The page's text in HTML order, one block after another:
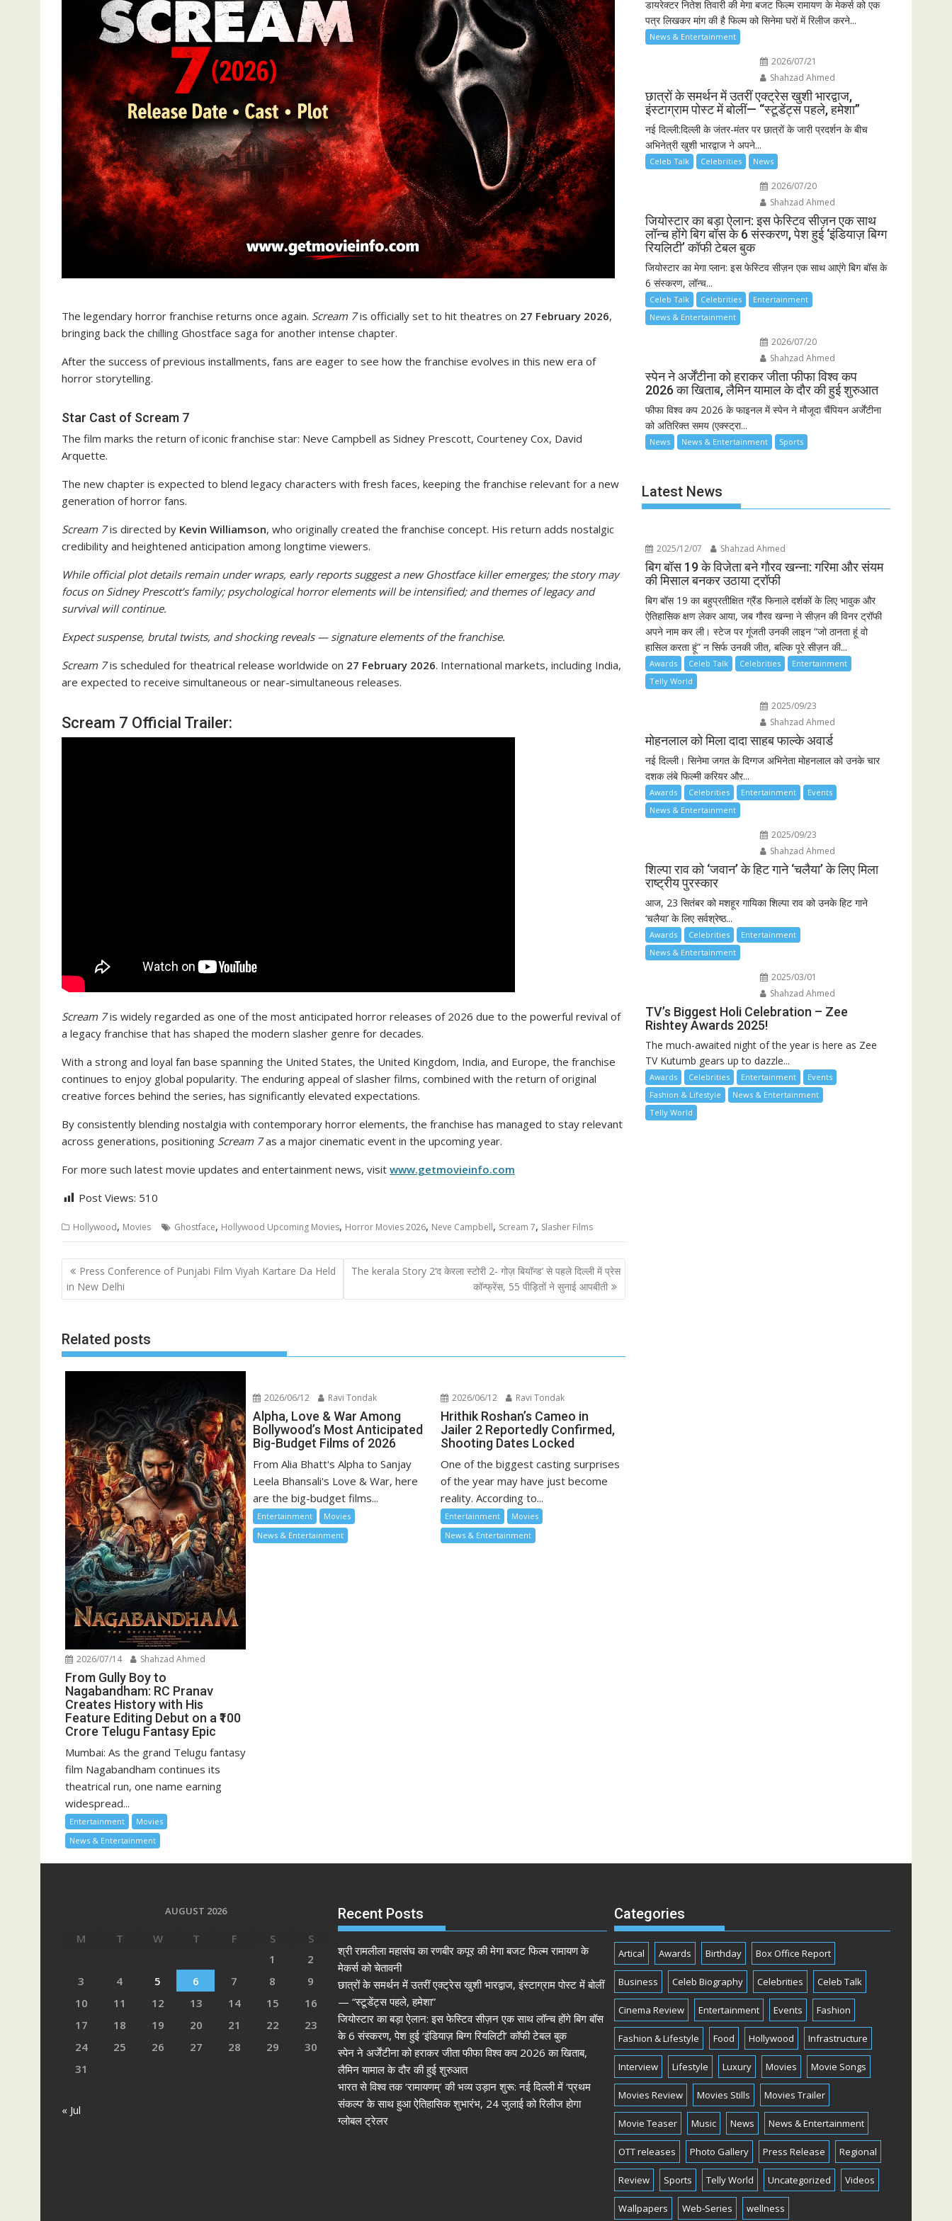
The legendary horror franchise returns once again. Scream 7is officially set to hit theatres on 27 February 2026,
bringing back the chilling Ghostface saga for another intense chapter.
After the success of previous installments, fans are eager to see how the franchise evolves in this new era of
horror storytelling.
Star Cast of Scream 7
The film marks the return of iconic franchise star: Neve Campbell as Sidney Prescott, Courteney Cox, David
Arquette.
The new chapter is expected to blend legacy characters with fresh faces, keeping the franchise relevant for a new
generation of horror fans.
Scream 7is directed by Kevin Williamson, who originally created the franchise concept. His return adds nostalgic
credibility and heightened anticipation among longtime viewers.
While official plot details remain under wraps, early reports suggest anew Ghostface killer emerges; the story may
focus on Sidney Prescott’s family; psychological horror elements will be intensified; and themes of legacy and
survival will continue.
Expect suspense, brutal twists, and shocking reveals — signature elements of the franchise.
Scream 7is scheduled for theatrical release worldwide on 27 February 2026. International markets, including India,
are expected to receive simultaneous or near-simultaneous releases.
Scream 7 Official Trailer:
Scream 7is widely regarded as one of the most anticipated horror releases of 2026 due to the powerful revival of
a legacy franchise that has shaped the modern slasher genre for decades.
With a strong and loyal fan base spanning the United States, the United Kingdom, India, and Europe, the franchise
continues to enjoy global popularity. The enduring appeal of slasher films, combined with the return of original
creative forces behind the series, has significantly elevated expectations.
By consistently blending nostalgia with contemporary horror elements, the franchise has managed to stay relevant
across generations, positioning Scream 7as a major cinematic event in the upcoming year.
For more such latest movie updates and entertainment news, visit www.getmovieinfo.com
Post Views: 510
Hollywood, Movies Ghostface, Hollywood Upcoming Movies, Horror Movies 2026, Neve Campbell, Scream 7, Slasher Films
Post
navigation
Press Conference of Punjabi Film Viyah Kartare Da Held
in New Delhi
The kerala Story 2‘द केरला स्टोरी 2- गोज़ बियॉन्ड’ से पहले दिल्ली में प्रेस
कॉन्फ्रेंस, 55 पीड़ितों ने सुनाई आपबीती
Related posts
2026/07/14 Shahzad Ahmed
From Gully Boy to
Nagabandham: RC Pranav
Creates History with His
Feature Editing Debut on a ₹100
Crore Telugu Fantasy Epic
Mumbai: As the grand Telugu fantasy
film Nagabandham continues its
theatrical run, one name earning
widespread...
Entertainment
Movies
News & Entertainment
2026/06/12 Ravi Tondak
Alpha, Love & War Among
Bollywood’s Most Anticipated
Big-Budget Films of 2026
From Alia Bhatt's Alpha to Sanjay
Leela Bhansali's Love & War, here
are the big-budget films...
Entertainment
Movies
News & Entertainment
2026/06/12 Ravi Tondak
Hrithik Roshan’s Cameo in
Jailer 2 Reportedly Confirmed,
Shooting Dates Locked
One of the biggest casting surprises
of the year may have just become
reality. According to...
Entertainment
Movies
News & Entertainment
डायरेक्टर नितेश तिवारी की मेगा बजट फिल्म रामायण के मेकर्स को एक
पत्र लिखकर मांग की है फिल्म को सिनेमा घरों में रिलीज करने...
News & Entertainment
2026/07/21
Shahzad Ahmed
छात्रों के समर्थन में उतरीं एक्ट्रेस खुशी भारद्वाज,
इंस्टाग्राम पोस्ट में बोलीं— “स्टूडेंट्स पहले, हमेशा”
नई दिल्ली:दिल्ली के जंतर-मंतर पर छात्रों के जारी प्रदर्शन के बीच
अभिनेत्री खुशी भारद्वाज ने अपने...
Celeb Talk Celebrities News
2026/07/20
Shahzad Ahmed
जियोस्टार का बड़ा ऐलान: इस फेस्टिव सीज़न एक साथ
लॉन्च होंगे बिग बॉस के 6 संस्करण, पेश हुई ‘इंडियाज़ बिग्ग
रियलिटी’ कॉफी टेबल बुक
जियोस्टार का मेगा प्लान: इस फेस्टिव सीज़न एक साथ आएंगे बिग बॉस के
6 संस्करण, लॉन्च...
Celeb Talk Celebrities
Entertainment
News & Entertainment
2026/07/20
Shahzad Ahmed
स्पेन ने अर्जेंटीना को हराकर जीता फीफा विश्व कप
2026 का खिताब, लैमिन यामाल के दौर की हुई शुरुआत
फीफा विश्व कप 2026 के फाइनल में स्पेन ने मौजूदा चैंपियन अर्जेंटीना
को अतिरिक्त समय (एक्स्ट्रा...
News News & Entertainment Sports
Latest News
2025/12/07 Shahzad Ahmed
बिग बॉस 19 के विजेता बने गौरव खन्ना: गरिमा और संयम
की मिसाल बनकर उठाया ट्रॉफी
बिग बॉस 19 का बहुप्रतीक्षित ग्रैंड फिनाले दर्शकों के लिए भावुक और
ऐतिहासिक क्षण लेकर आया, जब गौरव खन्ना ने सीज़न की विनर ट्रॉफी
अपने नाम कर ली। स्टेज पर गूंजती उनकी लाइन “जो ठानता हूं वो
हासिल करता हूं” न सिर्फ उनकी जीत, बल्कि पूरे सीज़न की...
Awards Celeb Talk Celebrities
Entertainment
Telly World
2025/09/23
Shahzad Ahmed
मोहनलाल को मिला दादा साहब फाल्के अवार्ड
नई दिल्ली। सिनेमा जगत के दिग्गज अभिनेता मोहनलाल को उनके चार
दशक लंबे फिल्मी करियर और...
Awards Celebrities Entertainment
Events
News & Entertainment
2025/09/23
Shahzad Ahmed
शिल्पा राव को ‘जवान’ के हिट गाने ‘चलैया’ के लिए मिला
राष्ट्रीय पुरस्कार
आज, 23 सितंबर को मशहूर गायिका शिल्पा राव को उनके हिट गाने
‘चलैया’ के लिए सर्वश्रेष्ठ...
Awards Celebrities
Entertainment
News & Entertainment
2025/03/01
Shahzad Ahmed
TV’s Biggest Holi Celebration – Zee
Rishtey Awards 2025!
The much-awaited night of the year is here as Zee
TV Kutumb gears up to dazzle...
Awards Celebrities Entertainment
Events
Fashion & Lifestyle
News & Entertainment
Telly World
AUGUST 2026
M T W T F S
S
1
2
3
4 5 6 7 8
9
10
11 12 13 14 15
16
17
18 19 20 21 22
23
24
25 26 27 28 29
30
31
« Jul
Recent Posts
श्री रामलीला महासंघ का रणबीर कपूर की मेगा बजट फिल्म रामायण के
मेकर्स को चेतावनी
छात्रों के समर्थन में उतरीं एक्ट्रेस खुशी भारद्वाज, इंस्टाग्राम पोस्ट में बोलीं
— “स्टूडेंट्स पहले, हमेशा”
जियोस्टार का बड़ा ऐलान: इस फेस्टिव सीज़न एक साथ लॉन्च होंगे बिग बॉस
के 6 संस्करण, पेश हुई ‘इंडियाज़ बिग्ग रियलिटी’ कॉफी टेबल बुक
स्पेन ने अर्जेंटीना को हराकर जीता फीफा विश्व कप 2026 का खिताब,
लैमिन यामाल के दौर की हुई शुरुआत
भारत से विश्व तक ‘रामायणम्’ की भव्य उड़ान शुरू: नई दिल्ली में ‘प्रथम
संकल्प’ के साथ हुआ ऐतिहासिक शुभारंभ, 24 जुलाई को रिलीज होगा
ग्लोबल ट्रेलर
Categories
Artical Awards Birthday Box Office Report
Business Celeb Biography Celebrities Celeb Talk
Cinema Review Entertainment Events Fashion
Fashion & Lifestyle Food Hollywood Infrastructure
Interview Lifestyle Luxury Movies Movie Songs
Movies Review Movies Stills Movies Trailer
Movie Teaser Music News News & Entertainment
OTT releases Photo Gallery Press Release Regional
Review Sports Telly World Uncategorized Videos
Wallpapers Web-Series wellness